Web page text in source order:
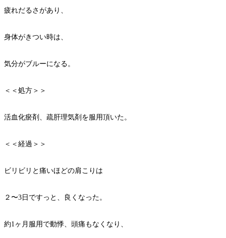
疲れだるさがあり、
身体がきつい時は、
気分がブルーになる。
＜＜処方＞＞
活血化瘀剤、疏肝理気剤を服用頂いた。
＜＜経過＞＞
ビリビリと痛いほどの肩こりは
２〜3日ですっと、良くなった。
約1ヶ月服用で動悸、頭痛もなくなり、